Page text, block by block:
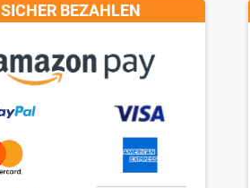
SICHER BEZAHLEN